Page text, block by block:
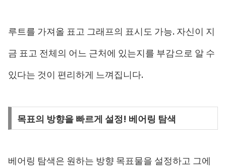
루트를 가져올 표고 그래프의 표시도 가능. 자신이 지
금 표고 전체의 어느 근처에 있는지를 부감으로 알 수
있다는 것이 편리하게 느껴집니다.
목표의 방향을 빠르게 설정! 베어링 탐색
베어링 탐색은 원하는 방향 목표물을 설정하고 그에